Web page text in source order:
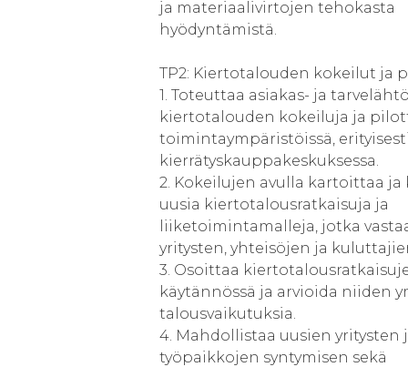
ja materiaalivirtojen tehokasta
hyödyntämistä.
TP2: Kiertotalouden kokeilut ja
1. Toteuttaa asiakas- ja
kiertotalouden kokeiluja ja
toimintaympäristöissä,
kierrätyskauppakeskuksessa.
2. Kokeilujen avulla kartoittaa
uusia kiertotalousratkaisuja ja
liiketoimintamalleja, jotka
yritysten, yhteisöjen ja
3. Osoittaa
käytännössä ja arvioida niiden
talousvaikutuksia.
4. Mahdollistaa uusien yritysten
työpaikkojen syntymisen sekä